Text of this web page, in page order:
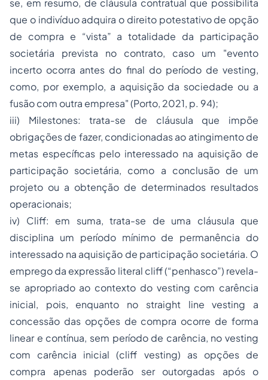
se, em resumo, de cláusula contratual que possibilita
que o indivíduo adquira o direito potestativo de opção
de compra e “vista” a totalidade da participação
societária prevista no contrato, caso um "evento
incerto ocorra antes do final do período de vesting,
como, por exemplo, a aquisição da sociedade ou a
fusão com outra empresa" (Porto, 2021, p. 94);
iii) Milestones: trata-se de cláusula que impõe
obrigações de fazer, condicionadas ao atingimento de
metas específicas pelo interessado na aquisição de
participação societária, como a conclusão de um
projeto ou a obtenção de determinados resultados
operacionais;
iv) Cliff: em suma, trata-se de uma cláusula que
disciplina um período mínimo de permanência do
interessado na aquisição de participação societária. O
emprego da expressão literal cliff(“penhasco”) revela-
se apropriado ao contexto do vesting com carência
inicial, pois, enquanto no straight line vesting a
concessão das opções de compra ocorre de forma
linear e contínua, sem período de carência, no vesting
com carência inicial (cliff vesting) as opções de
compra apenas poderão ser outorgadas após o